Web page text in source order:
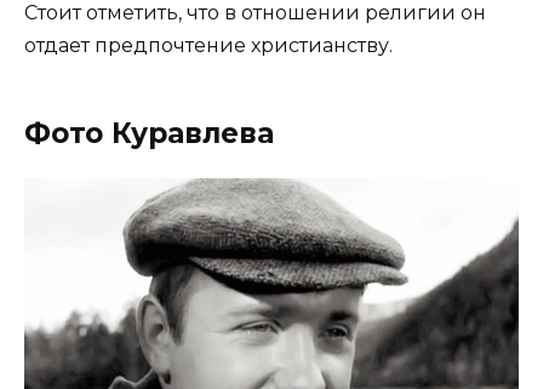
Стоит отметить, что в отношении религии он
отдает предпочтение христианству.
Фото Куравлева